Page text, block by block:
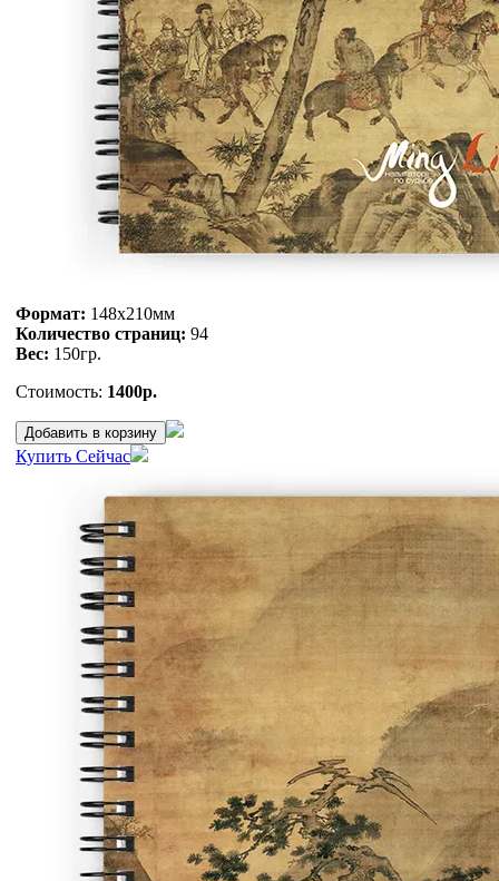
Формат: 148x210мм
Количество страниц: 94
Вес: 150гр.
Стоимость: 1400р.
Добавить в корзину
Купить Сейчас